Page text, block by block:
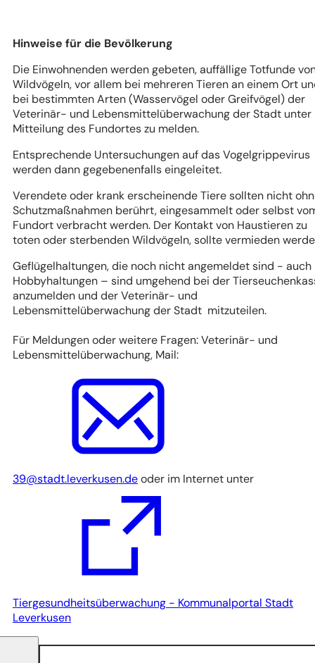
Hinweise für die Bevölkerung
Die Einwohnenden werden gebeten, auffällige Totfunde
Wildvögeln, vor allem bei mehreren Tieren an einem Ort
bei bestimmten Arten (Wasservögel oder Greifvögel) der
Veterinär- und Lebensmittelüberwachung der Stadt unter
Mitteilung des Fundortes zu melden.
Entsprechende Untersuchungen auf das Vogelgrippevirus
werden dann gegebenenfalls eingeleitet.
Verendete oder krank erscheinende Tiere sollten nicht
Schutzmaßnahmen berührt, eingesammelt oder selbst
Fundort verbracht werden. Der Kontakt von Haustieren zu
toten oder sterbenden Wildvögeln, sollte vermieden
Geflügelhaltungen, die noch nicht angemeldet sind - auch
Hobbyhaltungen – sind umgehend bei der
anzumelden und der Veterinär- und
Lebensmittelüberwachung der Stadt mitzuteilen.
Für Meldungen oder weitere Fragen: Veterinär- und
Lebensmittelüberwachung, Mail:
39 stadt.leverkusendeoder im Internet unter
Tiergesundheitsüberwachung - Kommunalportal Stadt
Leverkusen
(Öffnet
in